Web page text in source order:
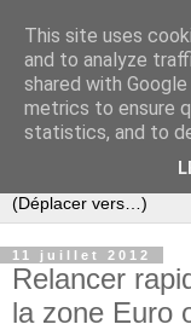
Slovar
Blog citoyen
commentaires
11 juillet 2012
Relancer
la zone Euro
This site uses
and to analyze
shared with
metrics to ensure
statistics, and to